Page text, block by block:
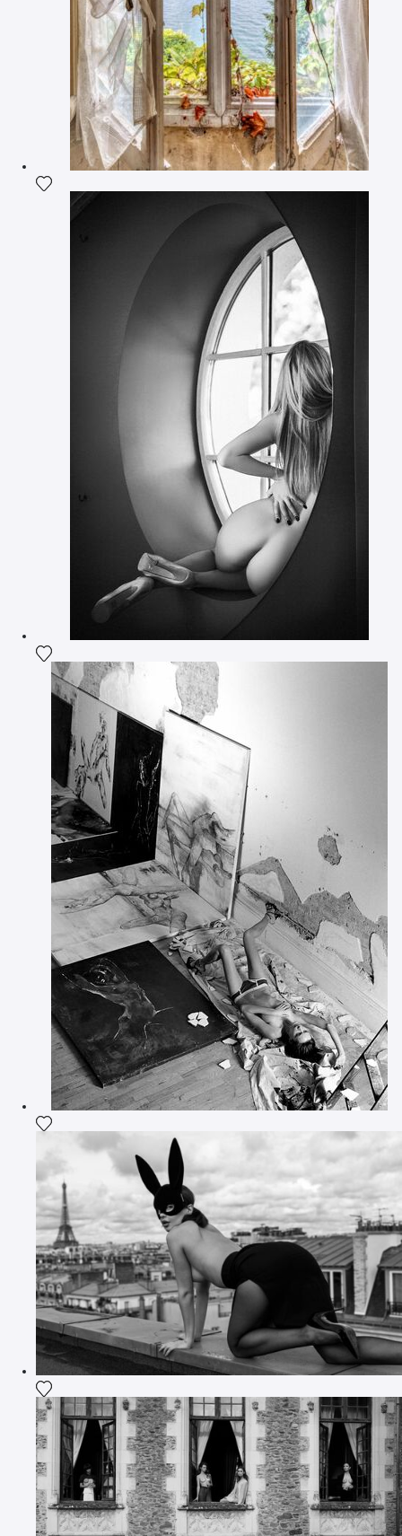
Ajouter la photographie à ma wishlist
Ajouter la photographie à ma wishlist
Ajouter la photographie à ma wishlist
Ajouter la photographie à ma wishlist